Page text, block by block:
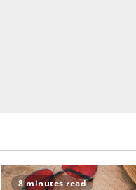
8 minutes read